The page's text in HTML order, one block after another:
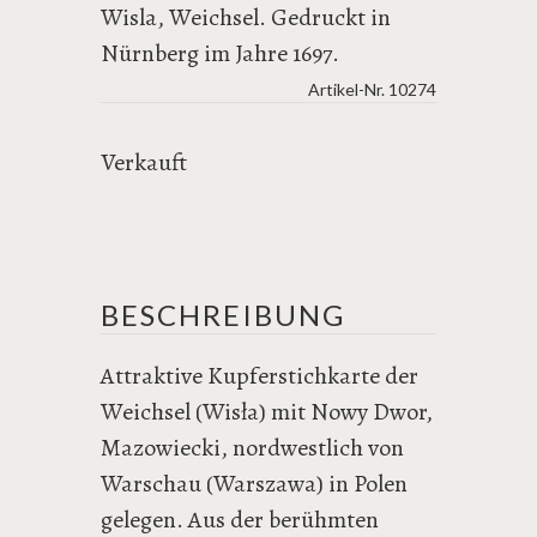
Wisla, Weichsel. Gedruckt in
Nürnberg im Jahre 1697.
Artikel-Nr. 10274
Verkauft
BESCHREIBUNG
Attraktive Kupferstichkarte der
Weichsel (Wisła) mit Nowy Dwor,
Mazowiecki, nordwestlich von
Warschau (Warszawa) in Polen
gelegen. Aus der berühmten